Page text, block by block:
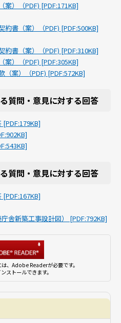
）（PDF) [PDF:171KB]
書（案）（PDF) [PDF:500KB]
書（案）（PDF) [PDF:310KB]
）（PDF) [PDF:305KB]
案）（PDF) [PDF:572KB]
質問・意見に対する回答
質問・意見に対する回答
舎新築工事設計図） [PDF:792KB]
、Adobe Readerが必要です。
ストールできます。